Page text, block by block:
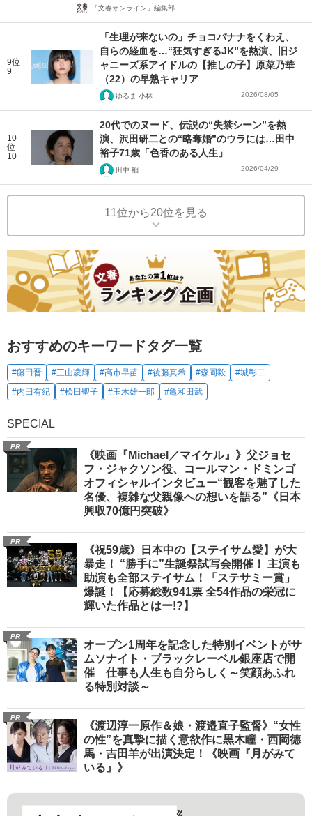
「文春オンライン」編集部
9位
9
「生理が来ないの」チョコバナナをくわえ、
自らの経血を…“狂気すぎるJK”を熱演、旧ジ
ャニーズ系アイドルの【推しの子】原菜乃華
（22）の早熟キャリア
ゆるま 小林 2026/08/05
10
位
10
20代でのヌード、伝説の“失禁シーン”を熱
演、沢田研二との“略奪婚”のウラには…田中
裕子71歳「色香のある人生」
田中 稲 2026/04/29
11位から20位を見る
おすすめのキーワードタグ一覧
#藤田晋 #三山凌輝 #高市早苗 #後藤真希 #森岡毅
#城彰二
#内田有紀
#松田聖子 #玉木雄一郎 #亀和田武
SPECIAL
PR
《映画『Michael／マイケル』》父ジョセ
フ・ジャクソン役、コールマン・ドミンゴ
オフィシャルインタビュー“観客を魅了した
名優、複雑な父親像への想いを語る”《日本
興収70億円突破》
PR
《祝59歳》日本中の【ステイサム愛】が大
暴走！ “勝手に”生誕祭試写会開催！ 主演も
助演も全部ステイサム！「ステサミー賞」
爆誕！【応募総数941票 全54作品の栄冠に
輝いた作品とはー!?】
PR
オープン1周年を記念した特別イベントがサ
ムソナイト・ブラックレーベル銀座店で開
催 仕事も人生も自分らしく～笑顔あふれ
る特別対談～
PR
《渡辺淳一原作＆娘・渡邉直子監督》“女性
の性”を真摯に描く意欲作に黒木瞳・西岡德
馬・吉田羊が出演決定！《映画『月がみて
いる』》